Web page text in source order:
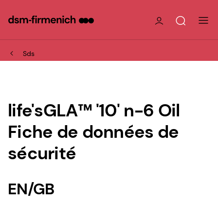
Sds
life'sGLA™ '10' n-6 Oil
Fiche de données de
sécurité
EN/GB